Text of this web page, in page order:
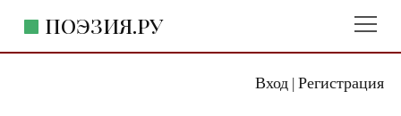
Вход| Регистрация
ПОЭЗИЯ.РУ